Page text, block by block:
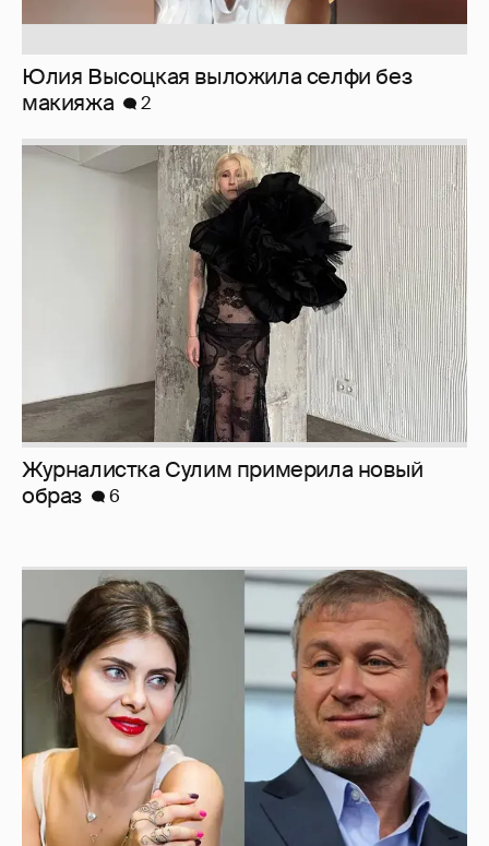
Юлия Высоцкая выложила селфи без
макияжа
2
Журналистка Сулим примерила новый
образ
6